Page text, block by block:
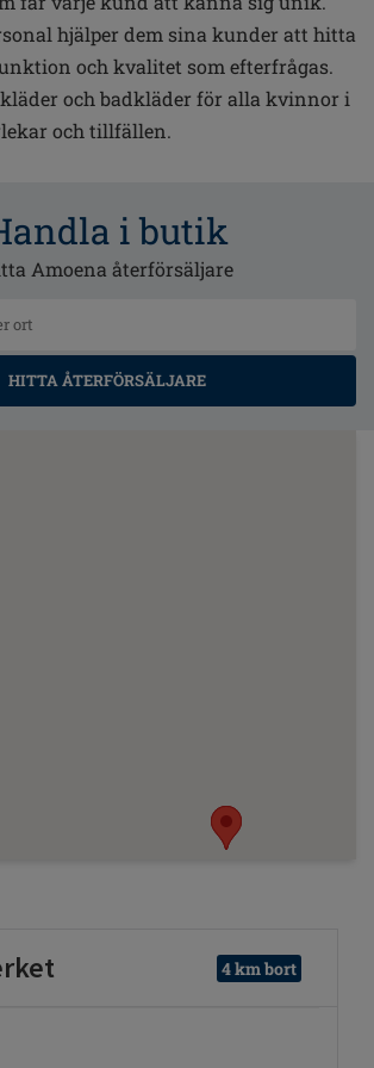
hjälper dem sina kunder att hitta
och kvalitet som efterfrågas.
och badkläder för alla kvinnor i
och tillfällen.
i butik
Amoena återförsäljare
HITTA ÅTERFÖRSÄLJARE
4 km bort